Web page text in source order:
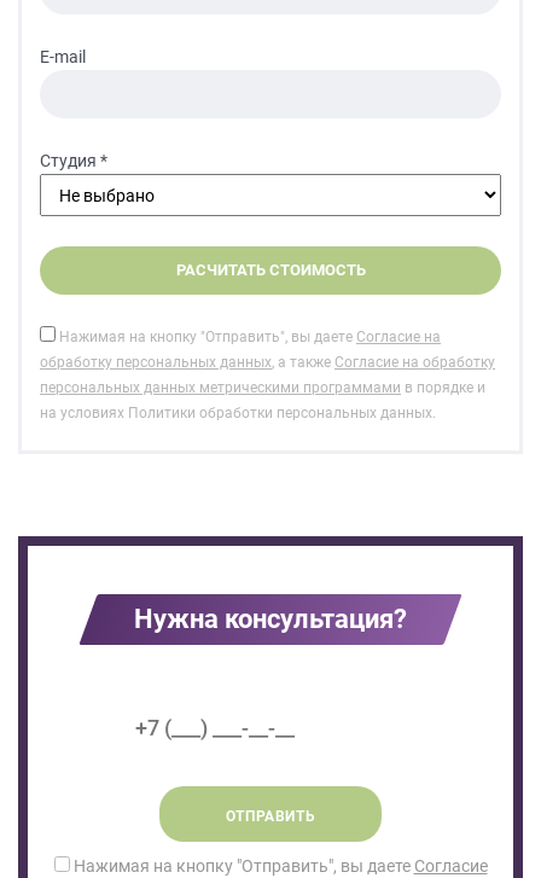
E-mail
Студия *
Нажимая на кнопку "Отправить", вы даете Согласие на
обработку персональных данных, а также Согласие на обработку
персональных данных метрическими программами в порядке и
на условиях Политики обработки персональных данных.
Нужна консультация?
ОТПРАВИТЬ
Нажимая на кнопку "Отправить", вы даете Согласие